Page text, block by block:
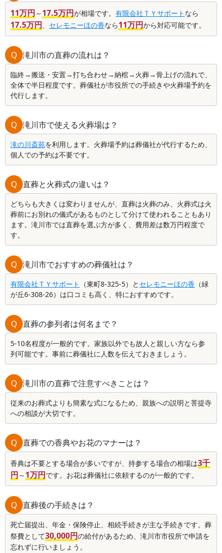
11万円 ～ 17.5万円が相場です。 有限会社ＴＹサポート なら
17.5万円 セレモニーほの香なら11万円から対応可能です。
Q 滝川市の直葬の流れは？
臨終→搬送・安置→打ち合わせ→納棺→火葬→骨上げの流れで、
全体で半日程度です。葬儀社が市役所での手続きや火葬場予約を
代行します。
Q 滝川市で使える火葬場は？
滝の川斎苑を利用します。火葬場予約は葬儀社が代行するため、
個人での予約は不要です。
Q 直葬と火葬式の違いは？
どちらも大きくは変わりませんが、直葬は火葬のみ、火葬式は火
葬前にお別れの儀式があるものとして分けて使われることもあり
ます。滝川市では直葬を選ぶ方が多く、費用差は数万円程度で
す。
Q 滝川市でおすすめの葬儀社は？
有限会社ＴＹサポート （東町8-325-5）と セレモニーほの香 （緑
が丘6-308-26）は口コミも高く、特におすすめです。
Q 直葬の参列者は何名まで？
5-10名程度が一般的です。家族以外でも故人と親しい方なら参
列可能です。事前に葬儀社に人数を伝えておきましょう。
Q 滝川市の直葬で注意すべきことは？
従来のお葬式よりも簡素な式になるため、親族への説明と菩提寺
への相談が大切です。
Q 直葬での香典やお花のマナーは？
香典は不要とする場合が多いですが、持参する場合の相場は3千
円 ～ 1万円です。お花は葬儀社に依頼するのが一般的です。
Q 直葬後の手続きは？
死亡届提出、年金・保険停止、相続手続きが主な手続きです。葬
祭費として30,000円の給付があるため、滝川市市役所で申請を
忘れずに行いましょう。